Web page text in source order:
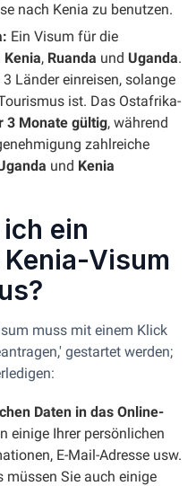
nach Kenia zu benutzen.
Ein Visum für die
Kenia, Ruanda und Uganda.
Länder einreisen, solange
ist. Das Ostafrika-
3 Monate gültig, während
zahlreiche
und Kenia
ein
Visum
muss mit einem Klick
gestartet werden;
Daten in das Online-
einige Ihrer persönlichen
E-Mail-Adresse usw.
müssen Sie auch einige